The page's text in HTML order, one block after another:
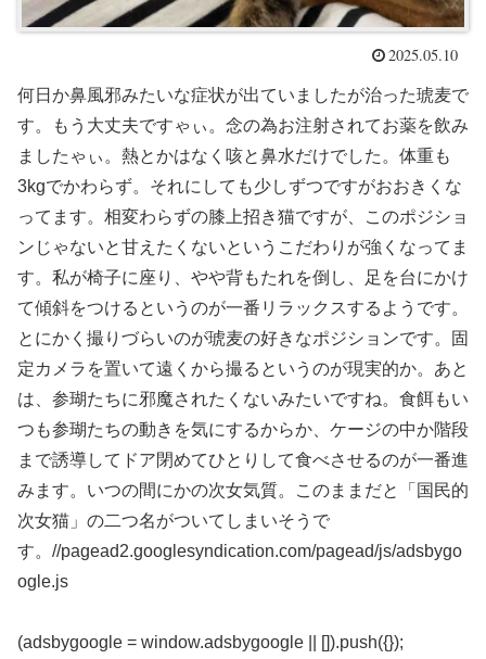
2025.05.10
何日か鼻風邪みたいな症状が出ていましたが治った琥麦で
す。もう大丈夫ですゃぃ。念の為お注射されてお薬を飲み
ましたゃぃ。熱とかはなく咳と鼻水だけでした。体重も
3kgでかわらず。それにしても少しずつですがおおきくな
ってます。相変わらずの膝上招き猫ですが、このポジショ
ンじゃないと甘えたくないというこだわりが強くなってま
す。私が椅子に座り、やや背もたれを倒し、足を台にかけ
て傾斜をつけるというのが一番リラックスするようです。
とにかく撮りづらいのが琥麦の好きなポジションです。固
定カメラを置いて遠くから撮るというのが現実的か。あと
は、参瑚たちに邪魔されたくないみたいですね。食餌もい
つも参瑚たちの動きを気にするからか、ケージの中か階段
まで誘導してドア閉めてひとりして食べさせるのが一番進
みます。いつの間にかの次女気質。このままだと「国民的
次女猫」の二つ名がついてしまいそうで
す。//pagead2.googlesyndication.com/pagead/js/adsbygo
ogle.js
(adsbygoogle = window.adsbygoogle || []).push({});